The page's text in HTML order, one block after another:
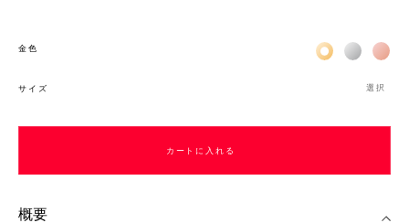
金色 Жёлтое золото
Белое
サイズ 選択
カートに入れる
カートに入れる
概要